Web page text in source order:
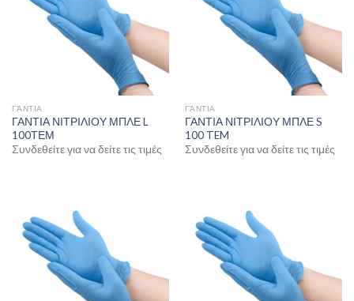
ΓΆΝΤΙΑ
ΓΑΝΤΙΑ ΝΙΤΡΙΛΙΟΥ ΜΠΛΕ L
100ΤΕΜ
Συνδεθείτε για να δείτε τις τιμές
ΓΆΝΤΙΑ
ΓΑΝΤΙΑ ΝΙΤΡΙΛΙΟΥ ΜΠΛΕ S
100 TEM
Συνδεθείτε για να δείτε τις τιμές